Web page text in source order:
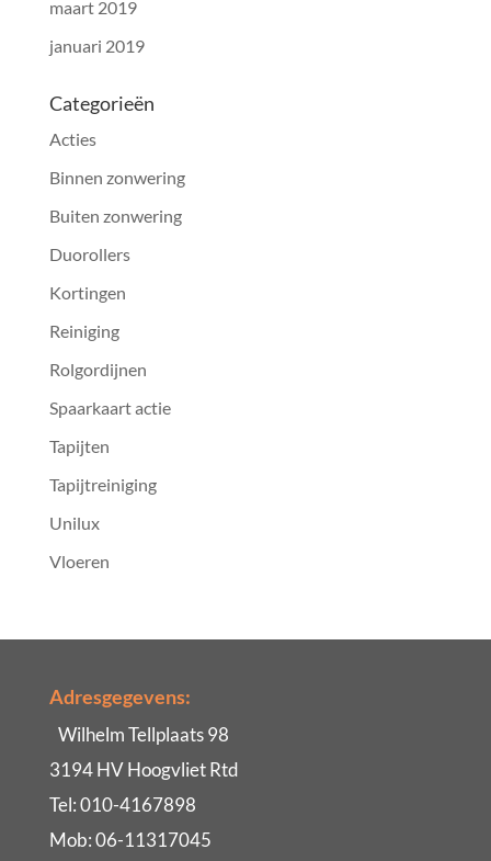
maart 2019
januari 2019
Categorieën
Acties
Binnen zonwering
Buiten zonwering
Duorollers
Kortingen
Reiniging
Rolgordijnen
Spaarkaart actie
Tapijten
Tapijtreiniging
Unilux
Vloeren
Adresgegevens:
Wilhelm Tellplaats 98
3194 HV Hoogvliet Rtd
Tel: 010-4167898
Mob: 06-11317045